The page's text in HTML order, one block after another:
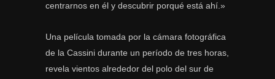
centrarnos en él y descubrir porqué está ahí.»
Una película tomada por la cámara fotográfica
de la Cassini durante un período de tres horas,
revela vientos alrededor del polo del sur de